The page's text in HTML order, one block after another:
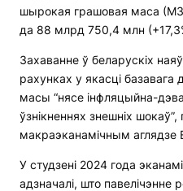
шырокая грашовая маса
да 88 млрд 750,4 млн
Захаванне ў беларускіх
рахунках у якасці
масы “нясе інфляцыйна-
ўзнікненнях знешніх
макраэканамічным аглядзе
У студзені 2024 года
адзначалі, што павелічэнне